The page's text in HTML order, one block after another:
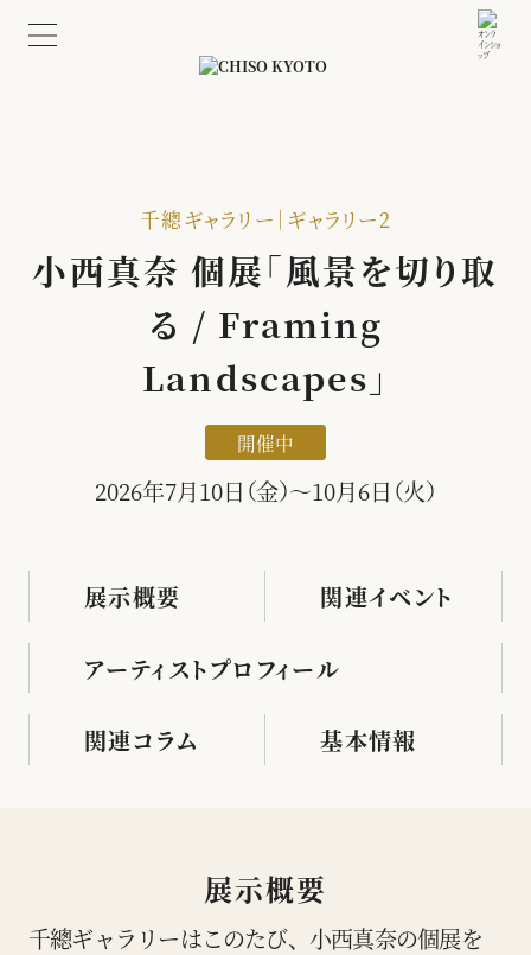
千總ギャラリー｜ギャラリー2
小西真奈 個展「風景を切り取
る / Framing
Landscapes」
開催中
2026年7月10日（金）〜10月6日（火）
展示概要 関連イベント
アーティストプロフィール
関連コラム 基本情報
展示概要
千總ギャラリーはこのたび、小西真奈の個展を